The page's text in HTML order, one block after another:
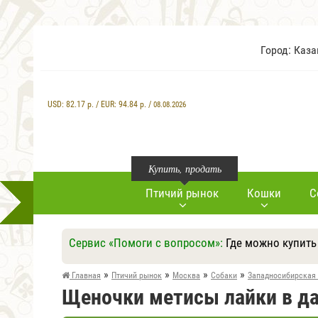
Город:
USD: 82.17 р. / EUR: 94.84 р. / 08.08.2026
Купить, продать
Птичий рынок Кошки
Сервис «Помоги с вопросом»: Где можно
Главная » Птичий рынок » Москва » Собаки » Западносибирская
Щеночки метисы лайки в